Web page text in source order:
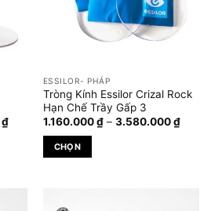
₫Khoảng
giá:
1.160.000 ₫
ESSILOR- PHÁP
Tròng Kính Essilor Crizal Rock
Hạn Chế Trầy Gấp 3
1.160.000₫ – 3.580.000₫
giá:
CHỌN